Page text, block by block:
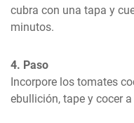
cubra con una tapa y
minutos.
4. Paso
Incorpore los tomates
ebullición, tape y cocer